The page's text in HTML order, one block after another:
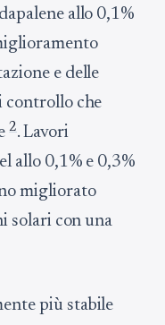
allo 0,1%
e delle
controllo che
2. Lavori
allo 0,1% e 0,3%
migliorato
solari con una
più stabile